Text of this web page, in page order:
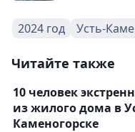
2024 год Усть-
Читайте также
10 человек
из жилого дома в
Каменогорске